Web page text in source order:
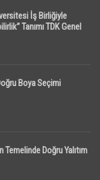
İş Birliğiyle
Tanımı TDK Genel
Boya Seçimi
Temelinde Doğru Yalıtım